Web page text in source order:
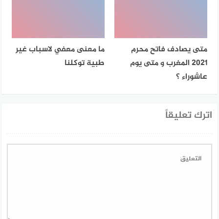
متى يصادف فاتح محرم
2021 المغرب و متى يوم
عاشوراء ؟
ما معنى معفي لاسباب غير
طبية توكلنا
اترك تعليقاً